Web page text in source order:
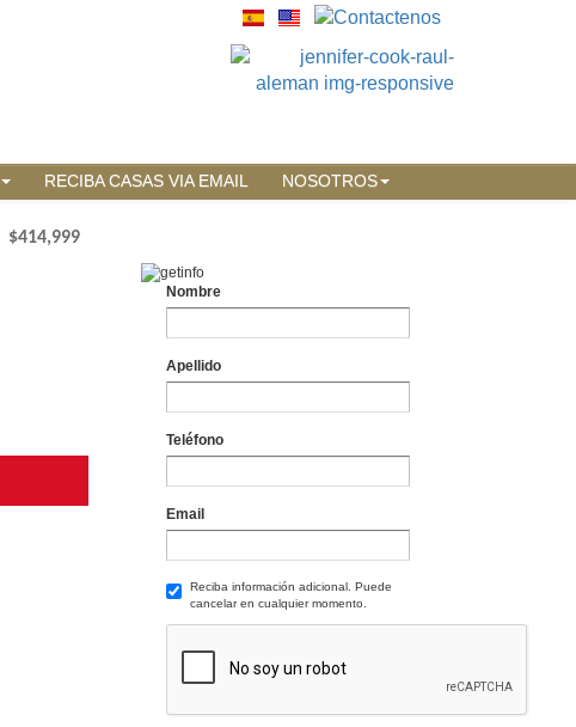
RECIBA CASAS VIA EMAIL NOSOTROS
$414,999
Nombre
Apellido
Teléfono
Email
Reciba información adicional. Puede
cancelar en cualquier momento.